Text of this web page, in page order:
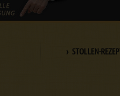
› STOLLEN-